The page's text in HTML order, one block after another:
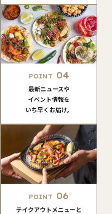
POINT 04
最新ニュースや
イベント情報を
いち早くお届け。
POINT 06
テイクアウトメニューと